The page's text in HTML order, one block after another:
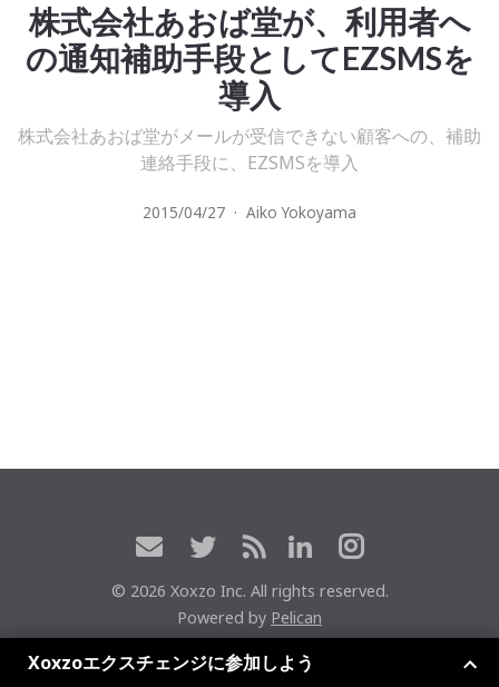
株式会社あおば堂が、利用者へ
の通知補助手段としてEZSMSを
導入
株式会社あおば堂がメールが受信できない顧客への、補助
連絡手段に、EZSMSを導入
2015/04/27 · Aiko Yokoyama
© 2026 Xoxzo Inc. All rights reserved.
Powered by Pelican
Get Xoxzo Exchange
Xoxzoエクスチェンジに参加しよう